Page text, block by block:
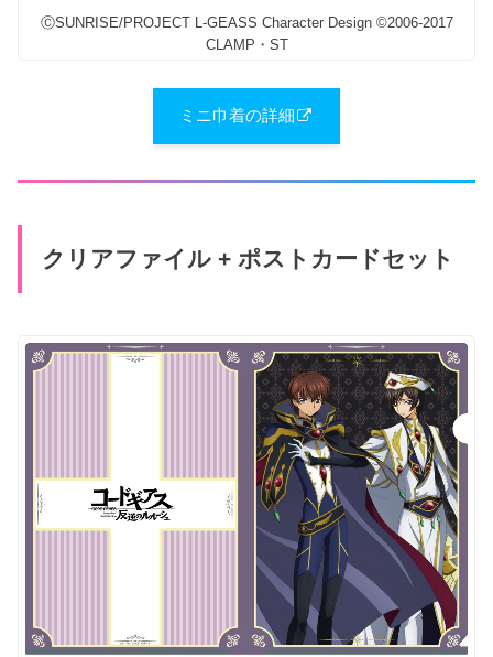
ⒸSUNRISE/PROJECT L-GEASS Character Design ©2006-2017
CLAMP・ST
ミニ巾着の詳細
クリアファイル + ポストカードセット